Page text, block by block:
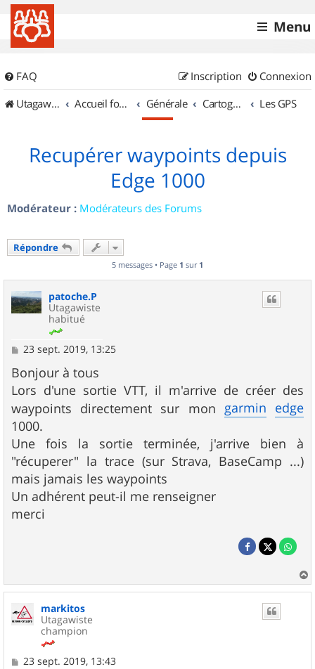
Menu
FAQ Connexion
Inscription
UtagawaVTT (Randos VTT et VTTAE avec traces GPS)
Accueil forum Générale Cartographie et GPS Les GPS
Recupérer waypoints depuis
Edge 1000
Modérateur : Modérateurs des Forums
Répondre
5 messages • Page 1 sur 1
patoche.P
Utagawiste
habitué
M
s
s
a
g
e
23 sept. 2019, 13:25
Bonjour à tous
Lors d'une sortie VTT, il m'arrive de créer des
waypoints directement sur mon garmin edge
1000.
Une fois la sortie terminée, j'arrive bien à
"récuperer" la trace (sur Strava, BaseCamp ...)
mais jamais les waypoints
Un adhérent peut-il me renseigner
merci
a
markitos
Utagawiste
champion
M
23 sept. 2019, 13:43